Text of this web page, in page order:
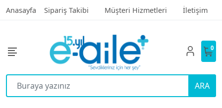
Anasayfa Sipariş Takibi Müşteri Hizmetleri İletişim
ARA
0